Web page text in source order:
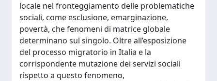
locale nel fronteggiamento delle problematiche
sociali, come esclusione, emarginazione,
povertà, che fenomeni di matrice globale
determinano sul singolo. Oltre all’esposizione
del processo migratorio in Italia e la
corrispondente mutazione dei servizi sociali
rispetto a questo fenomeno,